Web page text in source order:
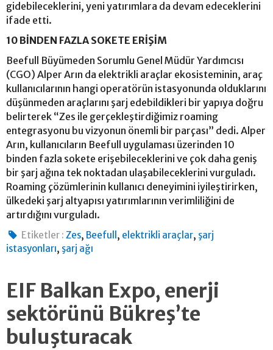
gidebileceklerini, yeni yatırımlara da devam edeceklerini
ifade etti.
10 BİNDEN FAZLA SOKETE ERİŞİM
Beefull Büyümeden Sorumlu Genel Müdür Yardımcısı
(CGO) Alper Arın da elektrikli araçlar ekosisteminin, araç
kullanıcılarının hangi operatörün istasyonunda olduklarını
düşünmeden araçlarını şarj edebildikleri bir yapıya doğru
belirterek “Zes ile gerçekleştirdiğimiz roaming
entegrasyonu bu vizyonun önemli bir parçası” dedi. Alper
Arın, kullanıcıların Beefull uygulaması üzerinden 10
binden fazla sokete erişebileceklerini ve çok daha geniş
bir şarj ağına tek noktadan ulaşabileceklerini vurguladı.
Roaming çözümlerinin kullanıcı deneyimini iyileştirirken,
ülkedeki şarj altyapısı yatırımlarının verimliliğini de
artırdığını vurguladı.
Etiketler : Zes, Beefull , elektrikli araçlar, şarj
istasyonları, şarj ağı
EIF Balkan Expo, enerji
sektörünü Bükreş’te
buluşturacak